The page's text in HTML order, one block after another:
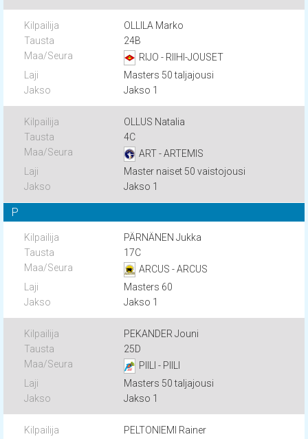
OLLILA Marko
24B
RIJO - RIIHI-JOUSET
Masters 50 taljajousi
Jakso 1
OLLUS Natalia
4C
ART - ARTEMIS
Master naiset 50 vaistojousi
Jakso 1
P
PÄRNÄNEN Jukka
17C
ARCUS - ARCUS
Masters 60
Jakso 1
PEKANDER Jouni
25D
PIILI - PIILI
Masters 50 taljajousi
Jakso 1
PELTONIEMI Rainer